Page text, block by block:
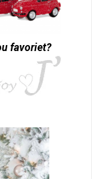
favoriet?